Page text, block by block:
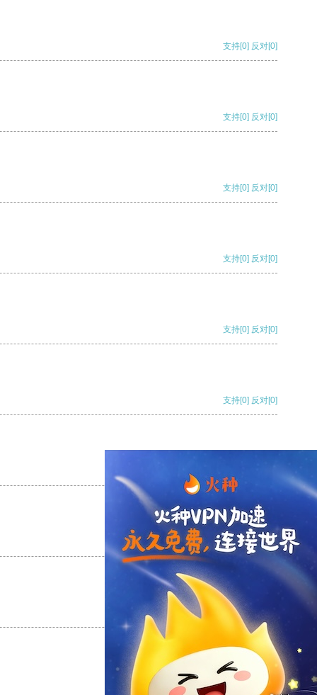
支持[0] 反对[0]
支持[0] 反对[0]
支持[0] 反对[0]
支持[0] 反对[0]
支持[0] 反对[0]
支持[0] 反对[0]
支持 [0] 反对[0]
支持[0] 反对
支持[0] 反对[0]